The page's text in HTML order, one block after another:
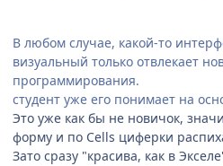
В любом случае, какой-то
визуальный только отвлекает
программирования.
студент уже его понимает на
Это уже как бы не новичок,
форму и по Cells циферки
Зато сразу "красива, как в